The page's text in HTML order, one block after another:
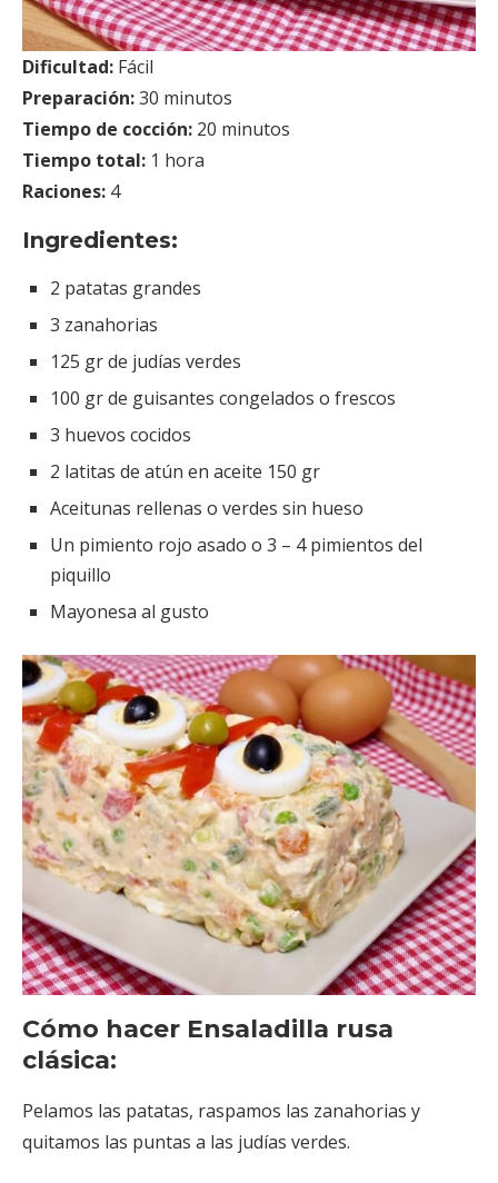
Dificultad: Fácil
Preparación:30 minutos
Tiempo de cocción: 20 minutos
Tiempo total: 1 hora
Raciones: 4
Ingredientes:
2 patatas grandes
3 zanahorias
125 gr de judías verdes
100 gr de guisantes congelados o frescos
3 huevos cocidos
2 latitas de atún en aceite 150 gr
Aceitunas rellenas o verdes sin hueso
Un pimiento rojo asado o 3 – 4 pimientos del
piquillo
Mayonesa al gusto
Cómo hacer Ensaladilla rusa
clásica:
Pelamos las patatas, raspamos las zanahorias y
quitamos las puntas a las judías verdes.